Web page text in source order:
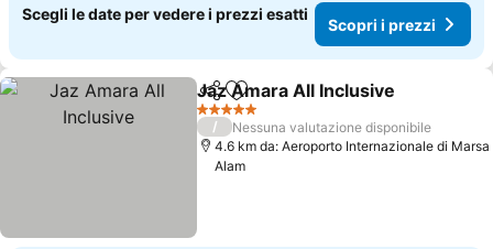
Scegli le date per vedere i prezzi esatti
Scopri i prezzi
CondividiAggiungi ai preferiti
Jaz Amara All Inclusive
5 Stelle
/
Nessuna valutazione disponibile
4.6 km da: Aeroporto Internazionale di Marsa
Alam